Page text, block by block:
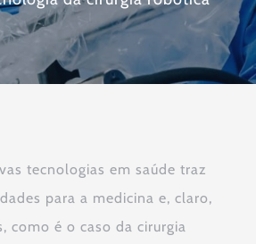
tecnologias em saúde traz
para a medicina e, claro,
como é o caso da cirurgia